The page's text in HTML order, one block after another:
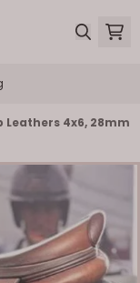
Leathers 4x6, 28mm